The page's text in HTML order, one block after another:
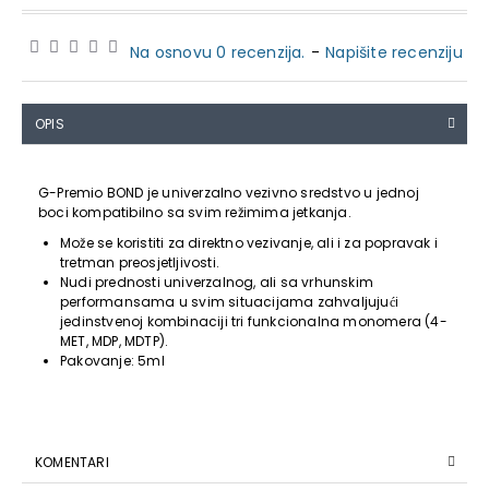
Na osnovu 0 recenzija. - Napišite recenziju
OPIS
G-Premio BOND je univerzalno vezivno sredstvo u jednoj
boci kompatibilno sa svim režimima jetkanja.
Može se koristiti za direktno vezivanje, ali i za popravak i
tretman preosjetljivosti.
Nudi prednosti univerzalnog, ali sa vrhunskim
performansama u svim situacijama zahvaljujući
jedinstvenoj kombinaciji tri funkcionalna monomera (4-
MET, MDP, MDTP).
Pakovanje: 5ml
KOMENTARI